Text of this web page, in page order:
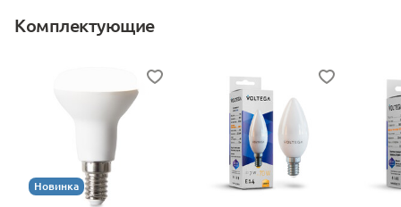
Комплектующие
Новинка